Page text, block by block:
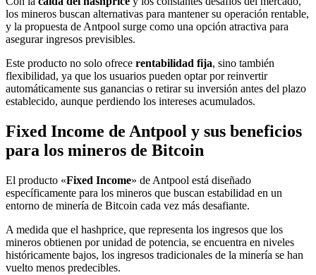
los mineros buscan alternativas para mantener su operación rentable,
y la propuesta de Antpool surge como una opción atractiva para
asegurar ingresos previsibles.
Este producto no solo ofrece rentabilidad fija, sino también
flexibilidad, ya que los usuarios pueden optar por reinvertir
automáticamente sus ganancias o retirar su inversión antes del plazo
establecido, aunque perdiendo los intereses acumulados.
Fixed Income de Antpool y sus beneficios
para los mineros de Bitcoin
El producto «Fixed Income» de Antpool está diseñado
específicamente para los mineros que buscan estabilidad en un
entorno de minería de Bitcoin cada vez más desafiante.
A medida que el hashprice, que representa los ingresos que los
mineros obtienen por unidad de potencia, se encuentra en niveles
históricamente bajos, los ingresos tradicionales de la minería se han
vuelto menos predecibles.